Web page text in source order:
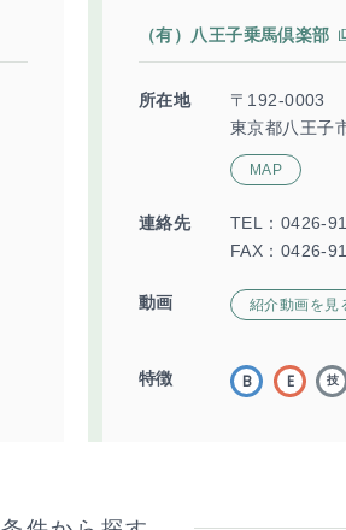
（有）八王子乗馬倶楽部
所在地
〒192-0003
東京都八王子
MAP
連絡先 TEL： 0426-
FAX：0426-
動画 紹介動画を見
特徴